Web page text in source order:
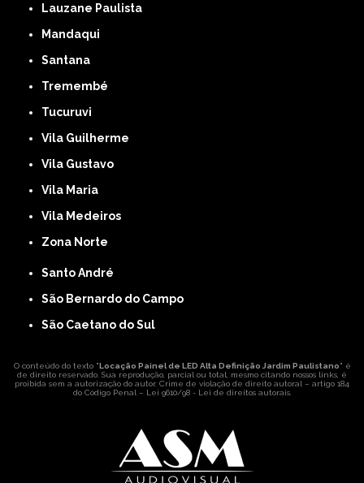
Lauzane Paulista
Mandaqui
Santana
Tremembé
Tucuruvi
Vila Guilherme
Vila Gustavo
Vila Maria
Vila Medeiros
Zona Norte
Santo André
São Bernardo do Campo
São Caetano do Sul
O conteúdo do texto "Locação Painel de LED Alta Definição Jardim Paulistano" é
de direito reservado. Sua reprodução, parcial ou total, mesmo citando nossos links, é
proibida sem a autorização do autor. Crime de violação de direito autoral – artigo 184
do Código Penal – Lei 9610/98 - Lei de direitos autorais.